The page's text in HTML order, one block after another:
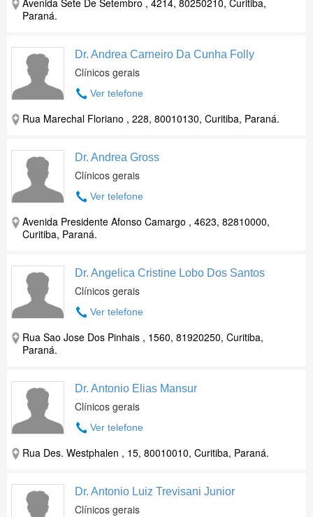
Avenida Sete De Setembro , 4214, 80250210, Curitiba,
Paraná.
Dr. Andrea Carneiro Da Cunha Folly
Clínicos gerais
Ver telefone
Rua Marechal Floriano , 228, 80010130, Curitiba, Paraná.
Dr. Andrea Gross
Clínicos gerais
Ver telefone
Avenida Presidente Afonso Camargo , 4623, 82810000,
Curitiba, Paraná.
Dr. Angelica Cristine Lobo Dos Santos
Clínicos gerais
Ver telefone
Rua Sao Jose Dos Pinhais , 1560, 81920250, Curitiba,
Paraná.
Dr. Antonio Elias Mansur
Clínicos gerais
Ver telefone
Rua Des. Westphalen , 15, 80010010, Curitiba, Paraná.
Dr. Antonio Luiz Trevisani Junior
Clínicos gerais